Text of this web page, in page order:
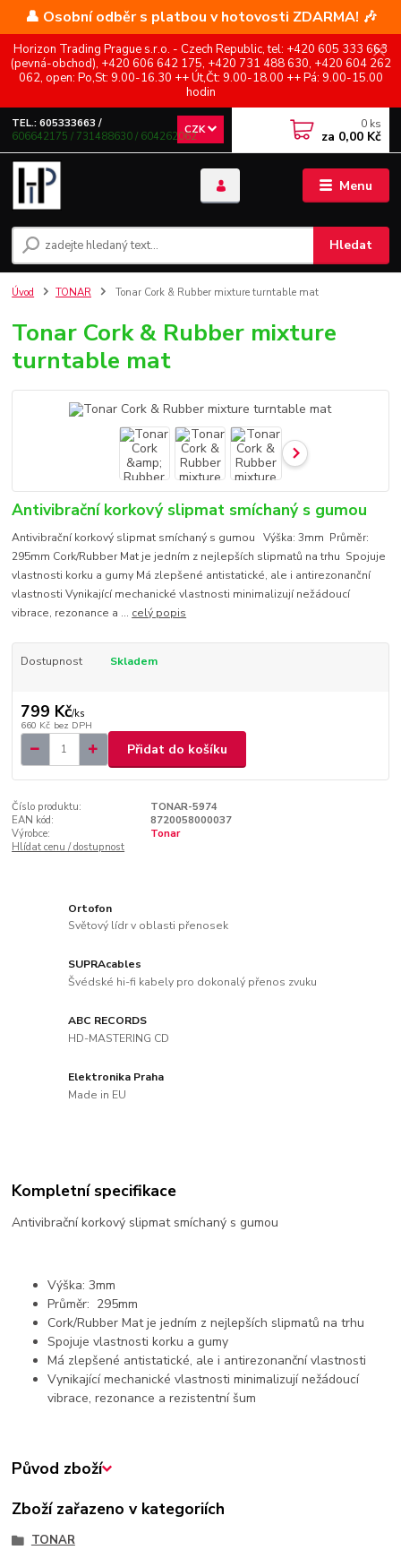
👤 Osobní odběr s platbou v hotovosti ZDARMA! 🎶
Horizon Trading Prague s.r.o. - Czech Republic, tel: +420 605 333 663
(pevná-obchod), +420 606 642 175, +420 731 488 630, +420 604 262
062, open: Po,St: 9.00-16.30 ++ Út,Čt: 9.00-18.00 ++ Pá: 9.00-15.00
hodin
Menu
CZK
Hledat
TEL.: 605333663 /
606642175 / 731488630 / 604262062
0 ks
za 0,00 Kč
Úvod TONAR Tonar Cork & Rubber mixture turntable mat
Tonar Cork & Rubber mixture
turntable mat
Antivibrační korkový slipmat smíchaný s gumou
Antivibrační korkový slipmat smíchaný s gumou Výška: 3mm Průměr:
295mm Cork/Rubber Mat je jedním z nejlepších slipmatů na trhu Spojuje
vlastnosti korku a gumy Má zlepšené antistatické, ale i antirezonanční
vlastnosti Vynikající mechanické vlastnosti minimalizují nežádoucí
vibrace, rezonance a ... celý popis
Dostupnost Skladem
799 Kč/ks
660 Kč bez DPH
Přidat do košíku
Číslo produktu:
TONAR-5974
EAN kód:
8720058000037
Výrobce:
Tonar
Hlídat cenu / dostupnost
Ortofon
Světový lídr v oblasti přenosek
SUPRAcables
Švédské hi-fi kabely pro dokonalý přenos zvuku
ABC RECORDS
HD-MASTERING CD
Elektronika Praha
Made in EU
Kompletní specifikace
Antivibrační korkový slipmat smíchaný s gumou
Výška: 3mm
Průměr: 295mm
Cork/Rubber Mat je jedním z nejlepších slipmatů na trhu
Spojuje vlastnosti korku a gumy
Má zlepšené antistatické, ale i antirezonanční vlastnosti
Vynikající mechanické vlastnosti minimalizují nežádoucí
vibrace, rezonance a rezistentní šum
Původ zboží
Zboží zařazeno v kategoriích
TONAR